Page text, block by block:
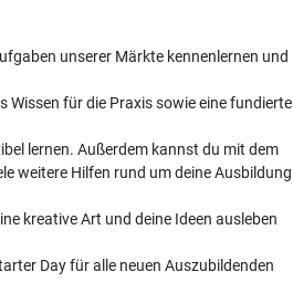
unserer Märkte kennenlernen und
Wissen für die Praxis sowie eine fundierte
lernen. Außerdem kannst du mit dem
weitere Hilfen rund um deine Ausbildung
kreative Art und deine Ideen ausleben
Day für alle neuen Auszubildenden